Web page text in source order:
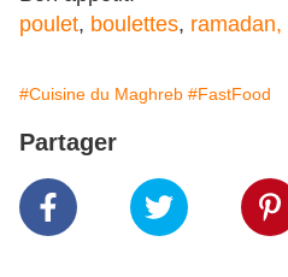
poulet, boulettes, ramadan,
#Cuisine du Maghreb #FastFood
Partager